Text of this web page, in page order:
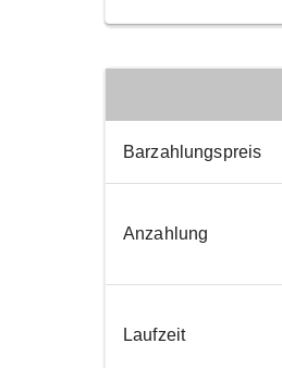
Barzahlungspreis
Anzahlung
Laufzeit